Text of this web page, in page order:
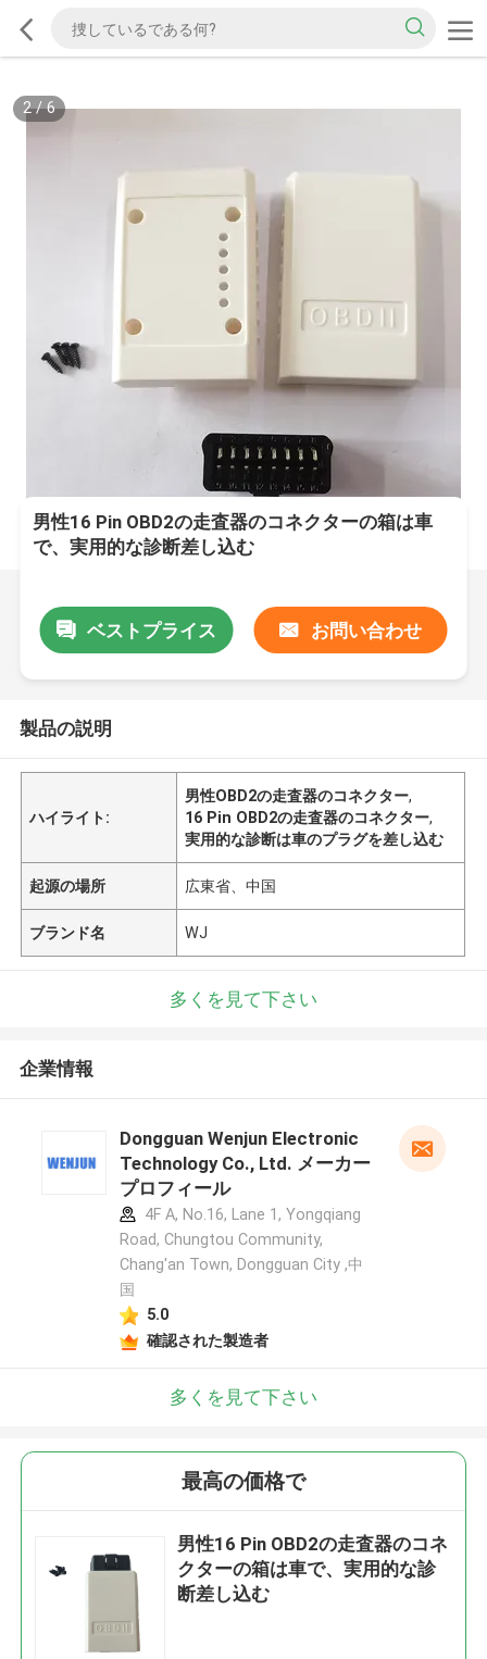
2/6
男性16 Pin OBD2の走査器のコネクターの箱は車
で、実用的な診断差し込む
ベストプライス お問い合わせ
製品の説明
ハイライト:
男性OBD2の走査器のコネクター,
16 Pin OBD2の走査器のコネクター,
実用的な診断は車のプラグを差し込む
起源の場所 広東省、中国
ブランド名 WJ
多くを見て下さい
企業情報
Dongguan Wenjun Electronic
Technology Co., Ltd. メーカー
プロフィール
4F A, No.16, Lane 1, Yongqiang
Road, Chungtou Community,
Chang'an Town, Dongguan City ,中
国
5.0
確認された製造者
多くを見て下さい
最高の価格で
男性16 Pin OBD2の走査器のコネ
クターの箱は車で、実用的な診
断差し込む